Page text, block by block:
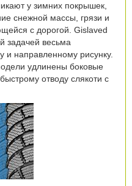
у зимних покрышек,
снежной массы, грязи и
с дорогой. Gislaved
задачей весьма
направленному рисунку.
удлинены боковые
отводу слякоти с